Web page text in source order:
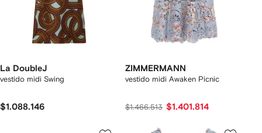
La DoubleJ
vestido midi Swing
$1.088.146
ZIMMERMANN
vestido midi Awaken Picnic
$1.466.513 $1.401.814